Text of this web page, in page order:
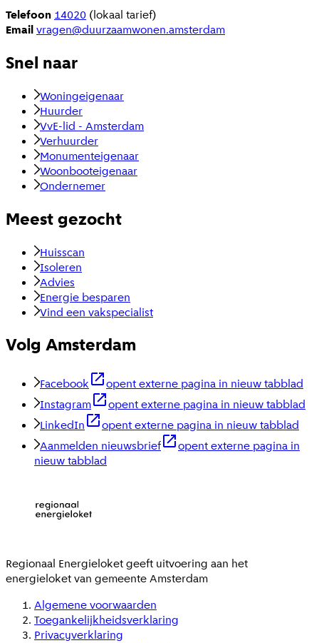
Telefoon 14020 (lokaal tarief)
Emailvragen@duurzaamwonen.amsterdam
Snel naar
Woningeigenaar
Huurder
VvE-lid - Amsterdam
Verhuurder
Monumenteigenaar
Woonbooteigenaar
Ondernemer
Meest gezocht
Huisscan
Isoleren
Advies
Energie besparen
Vind een vakspecialist
Volg Amsterdam
Facebook
opent externe pagina in nieuw tabblad
Instagram
opent externe pagina in nieuw tabblad
LinkedIn
opent externe pagina in nieuw tabblad
Aanmelden nieuwsbrief
opent externe pagina in
nieuw tabblad
Regionaal Energieloketgeeft uitvoering aan het
energieloket van gemeenteAmsterdam
Algemene voorwaarden
Toegankelijkheidsverklaring
Privacyverklaring